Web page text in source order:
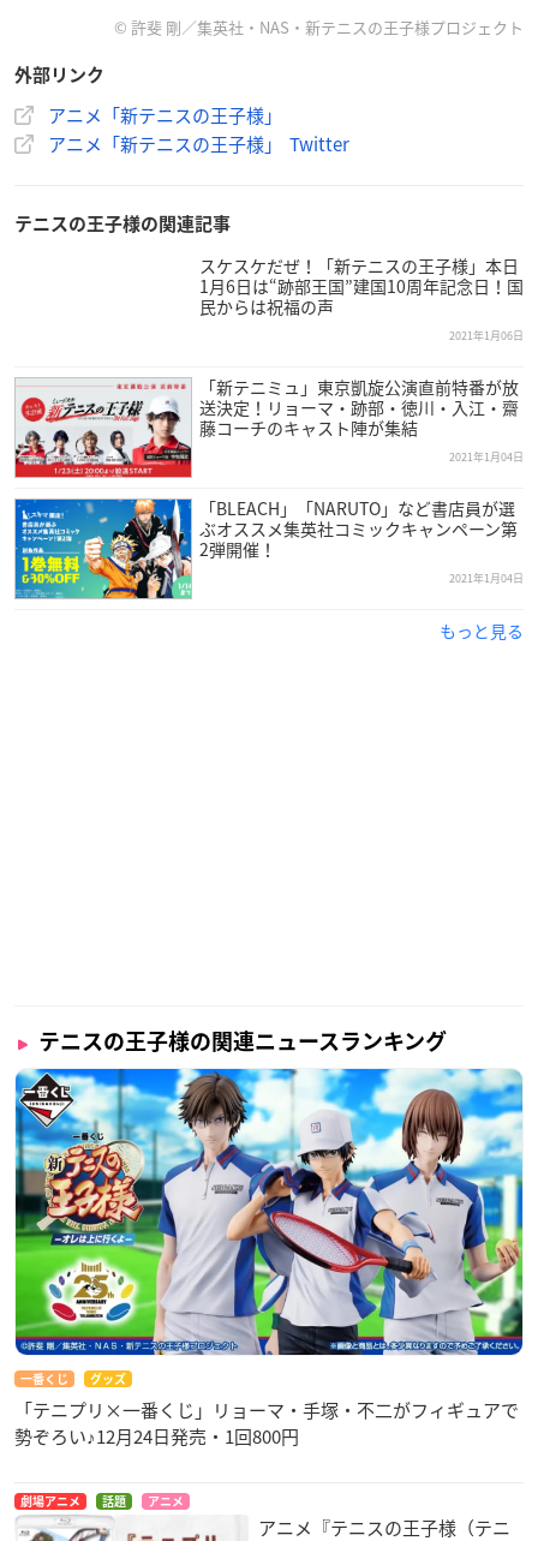
【入場方法について】
イベント開始2日間のご入場は、お客さまならびに従業員の健
康と安全に配慮し、新型コロナウイルス感染拡大を防ぐため、
事前入場抽選とさせていただきます。
当選メールを確認できるスマートフォン等のモバイル端末から
お申し込みください。
【応募方法】
・1月29日(金)事前抽選アドレス：oioitenipuri0129@ajdw.jp
oioitenipuri0130@ajdw.jp
(2)応募登録用URLを記した返信メールをお送りいたしますので
ご確認いただき、ご登録を進めてください。
(3)応募完了メールをご確認ください(応募完了メールが未着の
場合、応募が完了していないことがございますのでご注意くだ
さい)
※抽選入場に関しましては、予告なく変更となる場合がござい
なお、変更がございます場合は、こちらのページにて情報を更
イベント詳細
※急遽、営業時間が変更になる場合がございますので、ご容赦
ください。
※1月29日(金)・1月30日(土)の2日間のご入場は、お客さまなら
びに従業員の健康と安全に配慮し、新型コロナウイルス感染拡
大を防ぐため、事前抽選とさせていただきます。
詳しくはこちらのHP下部の【入場方法について】をご確認く
ださい。
博多マルイ
【開催場所】
博多マルイ5階
【開催期間】
イベント詳細
© 許斐 剛／集英社・NAS・新テニスの王子様プロジェクト
外部リンク
アニメ「新テニスの王子様」
アニメ「新テニスの王子様」 Twitter
テニスの王子様の関連記事
スケスケだぜ！「新テニスの王子様」本日
1月6日は“跡部王国”建国10周年記念日！国
民からは祝福の声
2021年1月06日
「新テニミュ」東京凱旋公演直前特番が放
送決定！リョーマ・跡部・徳川・入江・齋
藤コーチのキャスト陣が集結
2021年1月04日
「BLEACH」「NARUTO」など書店員が選
ぶオススメ集英社コミックキャンペーン第
2弾開催！
2021年1月04日
もっと見る
テニスの王子様の関連ニュースランキング
一番くじ グッズ
「テニプリ×一番くじ」リョーマ・手塚・不二がフィギュアで
勢ぞろい♪12月24日発売・1回800円
劇場アニメ 話題 アニメ
アニメ『テニスの王子様（テニ